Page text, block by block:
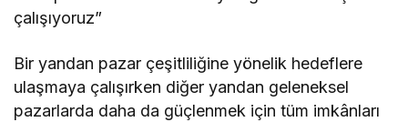
çalışıyoruz”
Bir yandan pazar çeşitliliğine yönelik hedeflere
ulaşmaya çalışırken diğer yandan geleneksel
pazarlarda daha da güçlenmek için tüm imkânları